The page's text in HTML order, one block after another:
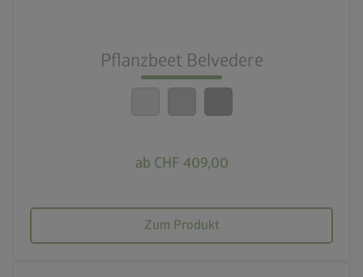
Pflanzbeet Belvedere
ab CHF 409,00
Zum Produkt
calendar_month
20 Jahre Garantie